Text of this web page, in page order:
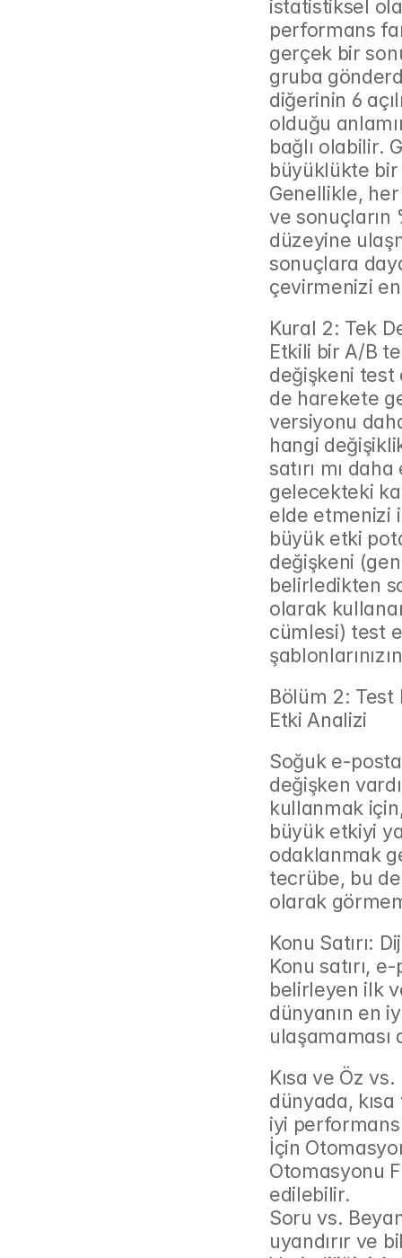
istatistiksel
performans
gerçek bir
gruba
diğerinin 6
olduğu
bağlı olabilir.
büyüklükte bir
Genellikle,
ve sonuçların
düzeyine
sonuçlara
çevirmenizi
Kural 2: Tek
Etkili bir A/B
değişkeni test
de harekete
versiyonu
hangi
satırı mı
gelecekteki
elde etmenizi
büyük etki
değişkeni
belirledikten
olarak
cümlesi) test
Bölüm 2:
Etki Analizi
Soğuk e-
değişken
kullanmak
büyük etkiyi
odaklanmak
tecrübe, bu
olarak
Konu Satırı:
Konu satırı,
belirleyen ilk
dünyanın en
ulaşamaması
Kısa ve Öz
dünyada,
iyi
İçin
Otomasyonu
edilebilir.
Soru vs.
uyandırır ve